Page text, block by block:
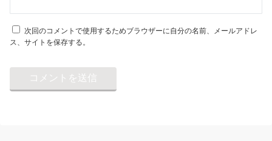
次回のコメントで使用するためブラウザーに自分の名前、メールアドレ
ス、サイトを保存する。